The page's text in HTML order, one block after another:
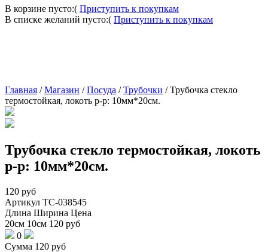
В корзине пусто:( Приступить к покупкам
В списке желаний пусто:( Приступить к покупкам
Главная /Магазин /Посуда /Трубочки /Трубочка стекло
термостойкая, локоть р-р: 10мм*20см.
Трубочка стекло термостойкая, локоть
р-р: 10мм*20см.
120 руб
Артикул TC-038545
Длина Ширина Цена
20см 10см 120 руб
0
Сумма 120 руб